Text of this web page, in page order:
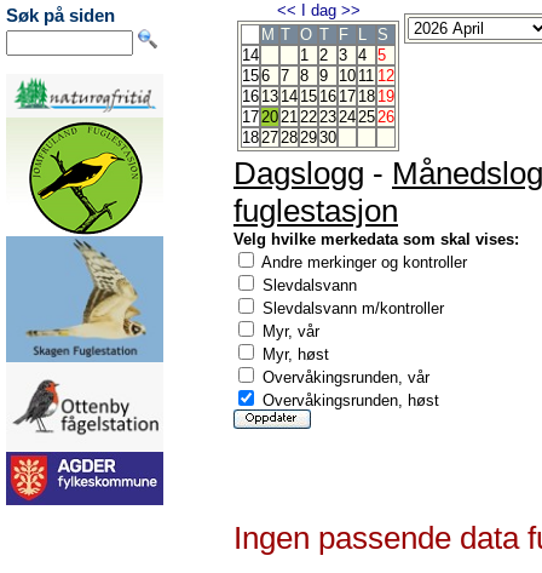
Søk på siden << I dag >>
M T O T F L
S
14
1 2 3 4 5
156 7 8 9 10 11 12
16 13 14 15 16 17 18 19
1720212223242526
1827282930
Dagslogg -
fuglestasjon
Velg hvilke merkedata som skal vises:
Andre merkinger og kontroller
Slevdalsvann
Slevdalsvann m/kontroller
Myr, vår
Myr, høst
Overvåkingsrunden, vår
Overvåkingsrunden, høst
Ingen passende data